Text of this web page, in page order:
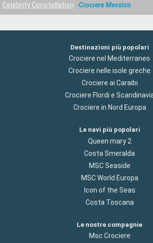
Celebrity Constellation
Crociere Messico
Destinazioni più popolari
Crociere nel Mediterraneo
Crociere nelle isole greche
Crociere ai Caraibi
Crociere Flordi e
Crociere in Nord Europa
Le navi più popolari
Queen mary 2
Costa Smeralda
MSC Seaside
MSC World Europa
Icon of the Seas
Costa Toscana
Le nostre compagnie
Msc Crociere